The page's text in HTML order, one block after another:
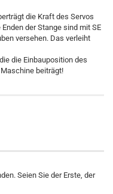
die Kraft des Servos
der Stange sind mit SE
versehen. Das verleiht
die Einbauposition des
beiträgt!
Seien Sie der Erste, der